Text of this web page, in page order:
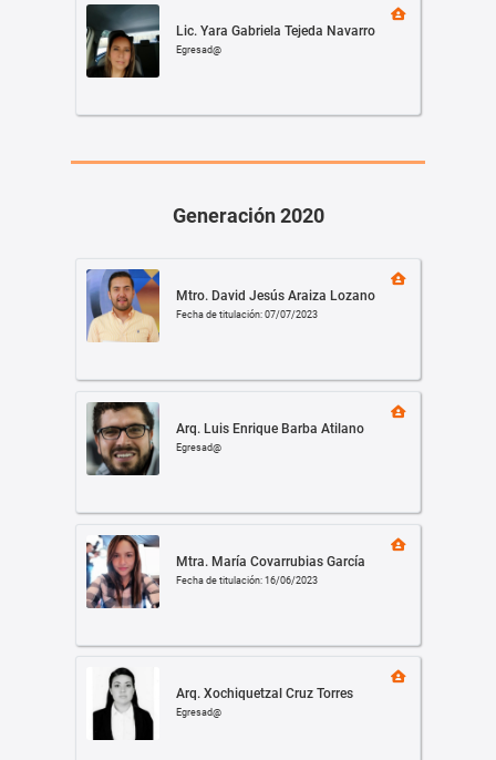
Lic. Yara Gabriela Tejeda Navarro
Egresad@
Generación 2020
Mtro. David Jesús Araiza Lozano
Fecha de titulación: 07/07/2023
Arq. Luis Enrique Barba Atilano
Egresad@
Mtra. María Covarrubias García
Fecha de titulación: 16/06/2023
Arq. Xochiquetzal Cruz Torres
Egresad@